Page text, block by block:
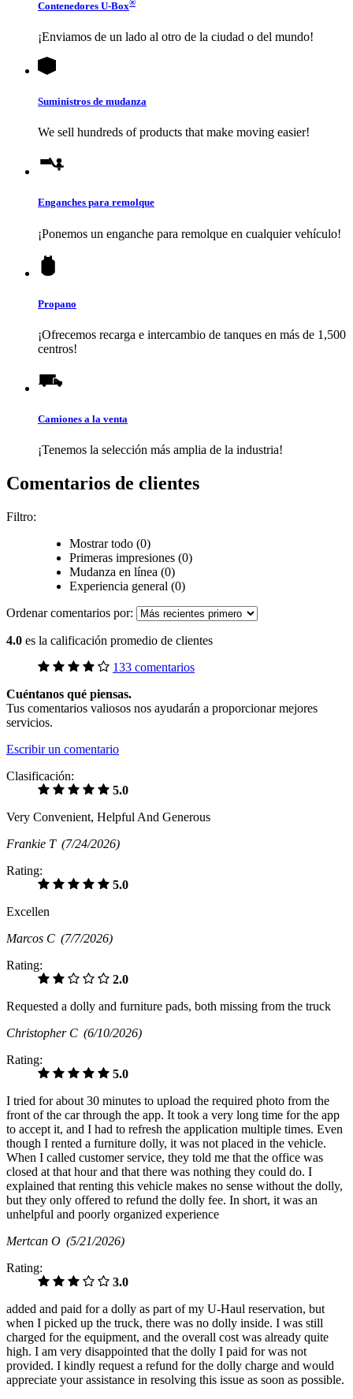
Contenedores U-Box
¡Enviamos de un lado al otro de la ciudad o del mundo!
Suministros de mudanza
We sell hundreds of products that make moving easier!
Enganches para remolque
¡Ponemos un enganche para remolque en cualquier vehículo!
Propano
¡Ofrecemos recarga e intercambio de tanques en más de 1,500
centros!
Camiones a la venta
¡Tenemos la selección más amplia de la industria!
Comentarios de clientes
Filtro:
Mostrar todo (0)
Primeras impresiones (0)
Mudanza en línea (0)
Experiencia general (0)
Ordenar comentarios por:
4.0 es la calificación promedio de clientes
133 comentarios
Cuéntanos qué piensas.
Tus comentarios valiosos nos ayudarán a proporcionar mejores
servicios.
Escribir un comentario
Clasificación:
5.0
Very Convenient, Helpful And Generous
Frankie T (7/24/2026)
Rating:
5.0
Excellen
Marcos C (7/7/2026)
Rating:
2.0
Requested a dolly and furniture pads, both missing from the truck
Christopher C (6/10/2026)
Rating:
5.0
I tried for about 30 minutes to upload the required photo from the
front of the car through the app. It took a very long time for the app
to accept it, and I had to refresh the application multiple times. Even
though I rented a furniture dolly, it was not placed in the vehicle.
When I called customer service, they told me that the office was
closed at that hour and that there was nothing they could do. I
explained that renting this vehicle makes no sense without the dolly,
but they only offered to refund the dolly fee. In short, it was an
unhelpful and poorly organized experience
Mertcan O (5/21/2026)
Rating:
3.0
added and paid for a dolly as part of my U-Haul reservation, but
when I picked up the truck, there was no dolly inside. I was still
charged for the equipment, and the overall cost was already quite
high. I am very disappointed that the dolly I paid for was not
provided. I kindly request a refund for the dolly charge and would
appreciate your assistance in resolving this issue as soon as possible.